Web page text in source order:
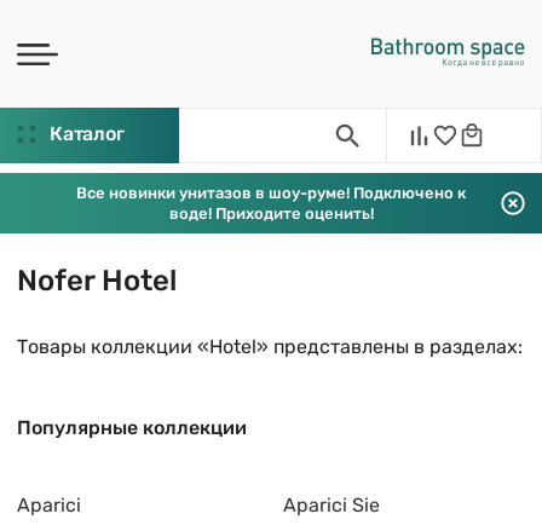
Каталог
Все новинки унитазов в шоу-руме! Подключено к
воде! Приходите оценить!
Nofer Hotel
Товары коллекции «Hotel» представлены в разделах:
Популярные коллекции
Aparici Aparici Sie